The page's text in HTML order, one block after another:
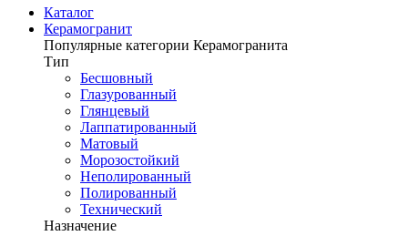
Каталог
Керамогранит
Популярные категории Керамогранита
Тип
Бесшовный
Глазурованный
Глянцевый
Лаппатированный
Матовый
Морозостойкий
Неполированный
Полированный
Технический
Назначение